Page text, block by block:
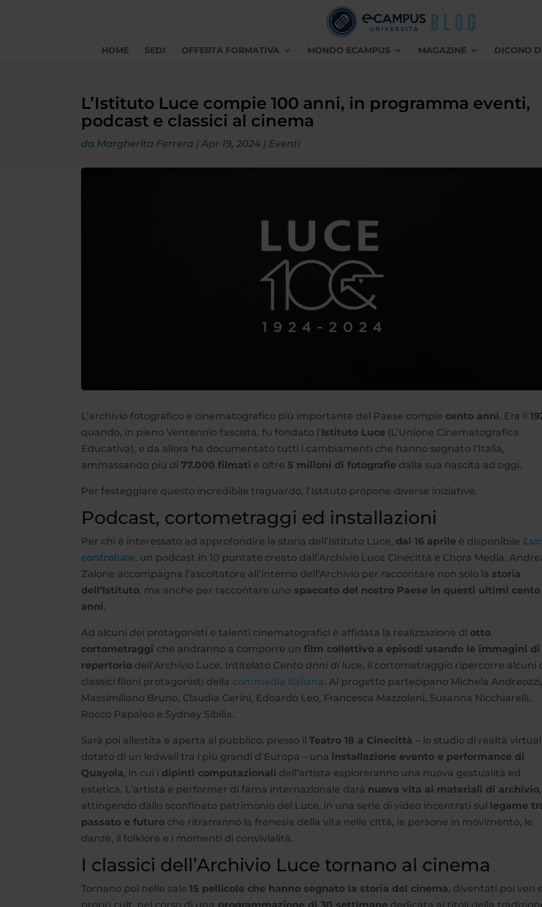
HOME SEDI OFFERTA FORMATIVA MONDO ECAMPUS MAGAZINE DICONO
L’Istituto Luce compie 100 anni, in programma eventi,
podcast e classici al cinema
da Margherita Ferrera |Apr 19, 2024 | Eventi
L’archivio fotografico e cinematografico più importante del Paese compie cento anni. Era il
quando, in pieno Ventennio fascista, fu fondato l’Istituto Luce (L’Unione Cinematografica
Educativa), e da allora ha documentato tutti i cambiamenti che hanno segnato l’Italia,
ammassando più di 77.000 filmati e oltre 5 milioni di fotografie dalla sua nascita ad oggi.
Per festeggiare questo incredibile traguardo, l’Istituto propone diverse iniziative.
Podcast, cortometraggi ed installazioni
Per chi è interessato ad approfondire la storia dell’Istituto Luce, dal 16 aprile è disponibile
controluce, un podcast in 10 puntate creato dall’Archivio Luce Cinecittà e Chora Media.
Zalone accompagna l’ascoltatore all’interno dell’Archivio per raccontare non solo la storia
dell’Istituto, ma anche per raccontare uno spaccato del nostro Paese in questi ultimi cento
anni.
Ad alcuni dei protagonisti e talenti cinematografici è affidata la realizzazione di otto
cortometraggi che andranno a comporre unfilm collettivo a episodi usando le immagini di
repertorio dell’Archivio Luce. Intitolato Cento anni di luce, il cortometraggio ripercorre alcuni
classici filoni protagonisti della commedia italiana. Al progetto partecipano Michela
Massimiliano Bruno, Claudia Gerini, Edoardo Leo, Francesca Mazzoleni, Susanna Nicchiarelli,
Rocco Papaleo e Sydney Sibilia.
Sarà poi allestita e aperta al pubblico, presso ilTeatro 18 a Cinecittà– lo studio di realtà
dotato di un ledwall tra i più grandi d’Europa – una installazione evento e performance di
Quayola, in cui i dipinti computazionali dell’artista esploreranno una nuova gestualità ed
estetica. L’artista e performer di fama internazionale darà nuova vita ai materiali di archivio,
attingendo dallo sconfinato patrimonio del Luce, in una serie di video incentrati sul
legame
passato e futuro che ritrarranno la frenesia della vita nelle città, le persone in movimento, le
danze, il folklore e i momenti di convivialità.
I classici dell’Archivio Luce tornano al cinema
Tornano poi nelle sale15 pellicole che hanno segnato la storia del cinema, diventati poi veri